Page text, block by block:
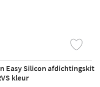
Easy Silicon afdichtingskit
kleur